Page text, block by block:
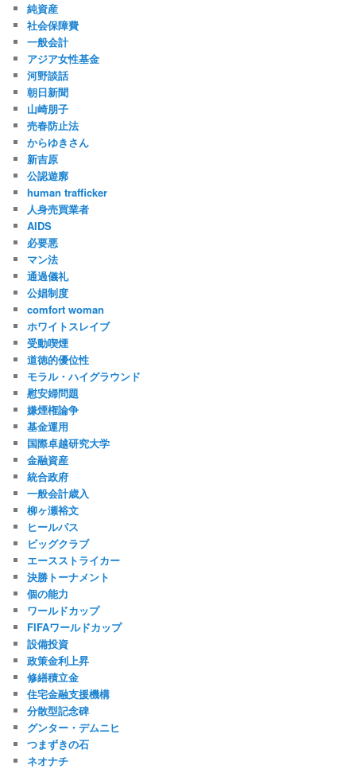
純資産
社会保障費
一般会計
アジア女性基金
河野談話
朝日新聞
山崎朋子
売春防止法
からゆきさん
新吉原
公認遊廓
human trafficker
人身売買業者
AIDS
必要悪
マン法
通過儀礼
公娼制度
comfort woman
ホワイトスレイブ
受動喫煙
道徳的優位性
モラル・ハイグラウンド
慰安婦問題
嫌煙権論争
基金運用
国際卓越研究大学
金融資産
統合政府
一般会計歳入
柳ヶ瀬裕文
ヒールパス
ビッグクラブ
エースストライカー
決勝トーナメント
個の能力
ワールドカップ
FIFAワールドカップ
設備投資
政策金利上昇
修繕積立金
住宅金融支援機構
分散型記念碑
グンター・デムニヒ
つまずきの石
ネオナチ